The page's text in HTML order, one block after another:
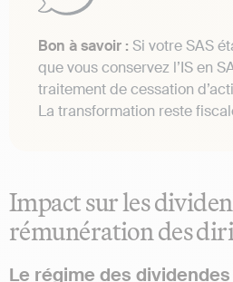
Bon à savoir : Si votre SAS
que vous conservez l’IS en
traitement de cessation
La transformation reste
Impact sur les
rémunération des
Le régime des